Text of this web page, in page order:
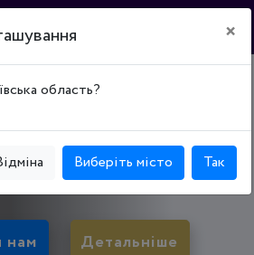
BEAUTY
обл., Кривий Ріг,
р-н, просп. Миру, буд. 17
нам Детальніше
×
область?
Виберіть місто Так